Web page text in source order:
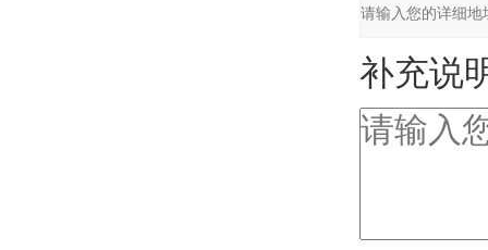
补充说明